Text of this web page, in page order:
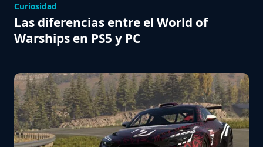
Curiosidad
Las diferencias entre el World of
Warships en PS5 y PC